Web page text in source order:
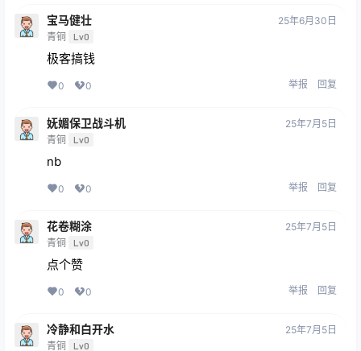
宝马健壮
青铜 Lv0
25年6月30日
极客搞钱
0 0 举报 回复
妩媚保卫战斗机
青铜 Lv0
25年7月5日
nb
0 0 举报 回复
花卷糊涂
青铜 Lv0
25年7月5日
点个赞
0 0 举报 回复
冷静和白开水
青铜 Lv0
25年7月5日